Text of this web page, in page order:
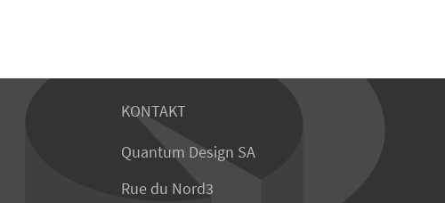
KONTAKT
Quantum Design SA
Rue du Nord3